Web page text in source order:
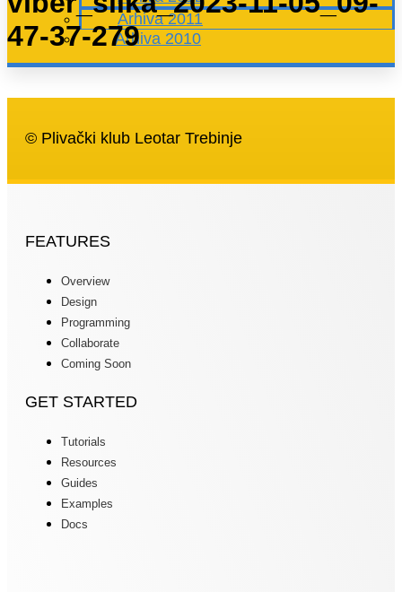
Arhiva 2011
Arhiva 2010
47-37-279
© Plivački klub Leotar Trebinje
FEATURES
Overview
Design
Programming
Collaborate
Coming Soon
GET STARTED
Tutorials
Resources
Guides
Examples
Docs